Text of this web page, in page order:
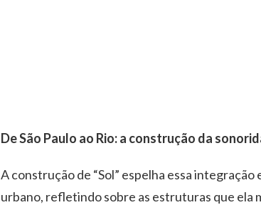
De São Paulo ao Rio: a construção da
A construção de “Sol” espelha essa
urbano, refletindo sobre as estruturas que ela